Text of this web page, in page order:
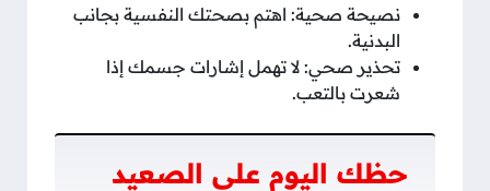
نصيحة صحية: اهتم بصحتك النفسية بجانب
البدنية.
تحذير صحي: لا تهمل إشارات جسمك إذا
شعرت بالتعب.
حظك اليوم على الصعيد